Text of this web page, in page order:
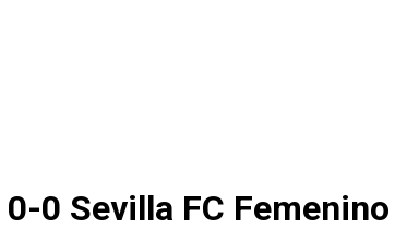
0 Sevilla FC Femenino